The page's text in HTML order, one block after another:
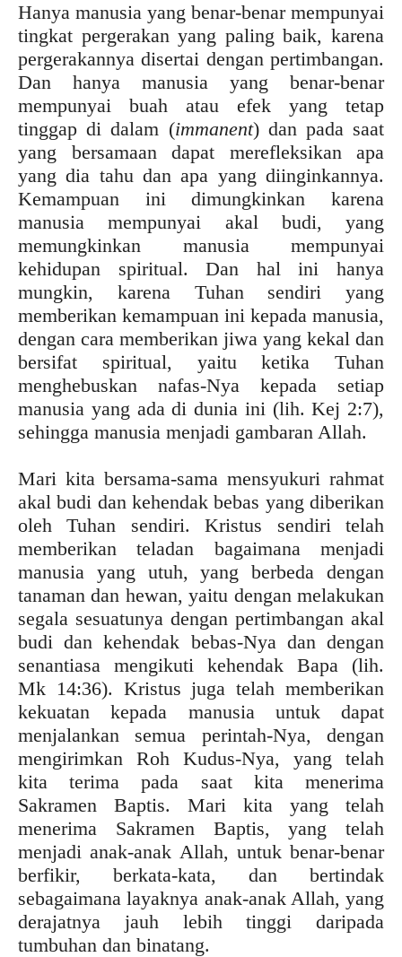
Hanya manusia yang benar-benar mempunyai
tingkat pergerakan yang paling baik, karena
pergerakannya disertai dengan pertimbangan.
Dan hanya manusia yang benar-benar
mempunyai buah atau efek yang tetap
tinggap di dalam (immanent) dan pada saat
yang bersamaan dapat merefleksikan apa
yang dia tahu dan apa yang diinginkannya.
Kemampuan ini dimungkinkan karena
manusia mempunyai akal budi, yang
memungkinkan manusia mempunyai
kehidupan spiritual. Dan hal ini hanya
mungkin, karena Tuhan sendiri yang
memberikan kemampuan ini kepada manusia,
dengan cara memberikan jiwa yang kekal dan
bersifat spiritual, yaitu ketika Tuhan
menghebuskan nafas-Nya kepada setiap
manusia yang ada di dunia ini (lih. Kej 2:7),
sehingga manusia menjadi gambaran Allah.
Mari kita bersama-sama mensyukuri rahmat
akal budi dan kehendak bebas yang diberikan
oleh Tuhan sendiri. Kristus sendiri telah
memberikan teladan bagaimana menjadi
manusia yang utuh, yang berbeda dengan
tanaman dan hewan, yaitu dengan melakukan
segala sesuatunya dengan pertimbangan akal
budi dan kehendak bebas-Nya dan dengan
senantiasa mengikuti kehendak Bapa (lih.
Mk 14:36). Kristus juga telah memberikan
kekuatan kepada manusia untuk dapat
menjalankan semua perintah-Nya, dengan
mengirimkan Roh Kudus-Nya, yang telah
kita terima pada saat kita menerima
Sakramen Baptis. Mari kita yang telah
menerima Sakramen Baptis, yang telah
menjadi anak-anak Allah, untuk benar-benar
berfikir, berkata-kata, dan bertindak
sebagaimana layaknya anak-anak Allah, yang
derajatnya jauh lebih tinggi daripada
tumbuhan dan binatang.